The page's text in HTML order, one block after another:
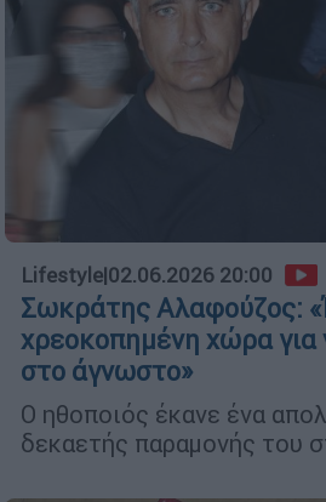
Lifestyle|02.06.2026 20:00
Σωκράτης Αλαφούζος:
χρεοκοπημένη χώρα
στο άγνωστο»
Ο ηθοποιός έκανε ένα
δεκαετής παραμονής του